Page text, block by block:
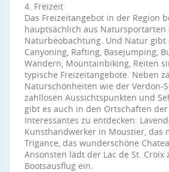
4. Freizeit
Das Freizeitangebot in der Region
hauptsächlich aus Natursportarten
Naturbeobachtung. Und Natur gibt
Canyoning, Rafting, Basejumping,
Wandern, Mountainbiking, Reiten
typische Freizeitangebote. Neben
Naturschönheiten wie der Verdon-
zahllosen Aussichtspunkten und
gibt es auch in den Ortschaften der
Interessantes zu entdecken:
Kunsthandwerker in Moustier, das
Trigance, das wunderschöne
Ansonsten lädt der Lac de St. Croix
Bootsausflug ein.